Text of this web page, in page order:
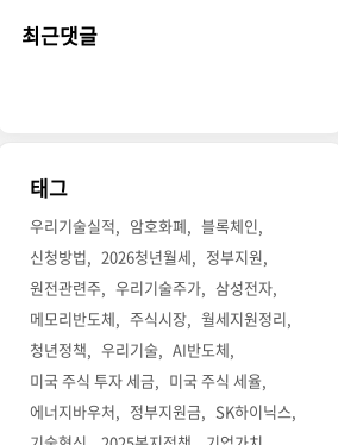
최근댓글
태그
우리기술실적 암호화폐
블록체인
신청방법
2026청년월세
정부지원
원전관련주
우리기술주가
삼성전자
메모리반도체
주식시장
월세지원정리
청년정책
우리기술
AI반도체
미국 주식 투자 세금
미국 주식 세율
에너지바우처
정부지원금
SK하이닉스